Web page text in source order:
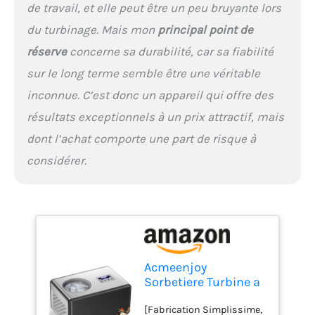
Toutes les parties en
contact avec les aliments
(bol, pale, couvercle) sont
amovibles pour un
nettoyage d'une simplicité
enfantine. [Une Expérience
DIY Saine et Ludique]
Prenez le contrôle de vos
ingrédients : sucre, bio...
Tout est possible ! Son
pour tous les gourmands.
de travail, et elle peut être un peu bruyante lors
du turbinage. Mais mon principal point de
réserveconcerne sa durabilité, car sa fiabilité
sur le long terme semble être une véritable
inconnue. C’est donc un appareil qui offre des
résultats exceptionnels à un prix attractif, mais
dont l’achat comporte une part de risque à
considérer.
Acmeenjoy
Sorbetiere Turbine a
Compresseur 2L,
[Fabrication Simplissime,